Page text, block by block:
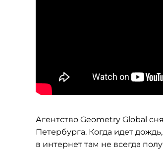
Агентство Geometry Global
Петербурга. Когда идет
в интернет там не всегда